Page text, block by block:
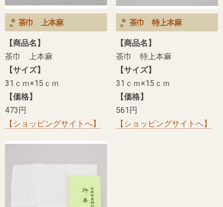
茶巾 上本麻
【商品名】
茶巾 上本麻
【サイズ】
31ｃｍ×15ｃｍ
【価格】
473円
【ショッピングサイトへ】
茶巾 特上本麻
【商品名】
茶巾 特上本麻
【サイズ】
31ｃｍ×15ｃｍ
【価格】
561円
【ショッピングサイトへ】